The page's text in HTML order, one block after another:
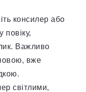
консилер або
повіку,
Важливо
вже
світлими,